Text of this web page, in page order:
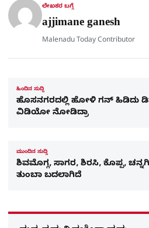
ಲೇಖಕರ ಬಗ್ಗೆ
ajjimane ganesh
Malenadu Today Contributor
ಹಿಂದಿನ ಸುದ್ದಿ
ಹೊಸನಗರದಲ್ಲಿ ಹೋಳಿ ಗನ್​ ಹಿಡಿದು
ವಿಡಿಯೋ ನೋಡಿದ್ರಾ
ಮುಂದಿನ ಸುದ್ದಿ
ಶಿವಮೊಗ್ಗ, ಸಾಗರ, ಶಿರಸಿ, ಕೊಪ್ಪ,
ತುಂಬಾ ಬದಲಾಗಿದೆ